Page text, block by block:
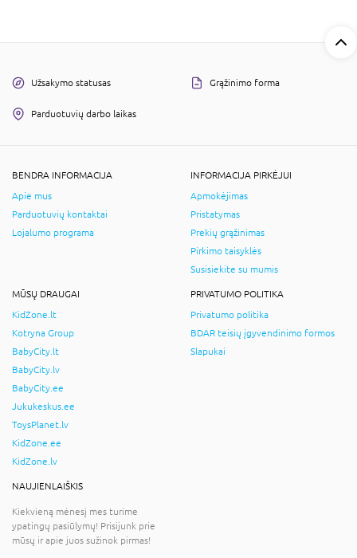
Užsakymo statusas Grąžinimo forma
Parduotuvių darbo laikas
BENDRA INFORMACIJA
Apie mus
Parduotuvių kontaktai
Lojalumo programa
INFORMACIJA PIRKĖJUI
Apmokėjimas
Pristatymas
Prekių grąžinimas
Pirkimo taisyklės
Susisiekite su mumis
MŪSŲ DRAUGAI
KidZone.lt
Kotryna Group
BabyCity.lt
BabyCity.lv
BabyCity.ee
Jukukeskus.ee
ToysPlanet.lv
KidZone.ee
KidZone.lv
PRIVATUMO POLITIKA
Privatumo politika
BDAR teisių įgyvendinimo formos
Slapukai
NAUJIENLAIŠKIS
Kiekvieną mėnesį mes turime
ypatingų pasiūlymų! Prisijunk prie
mūsų ir apie juos sužinok pirmas!